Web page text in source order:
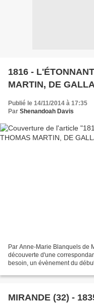
1816 -
MARTIN, DE
Publié le 14/11/2014 à 17:35
Par Shenandoah Davis
Par Anne-Marie Blanquels de
découverte d'une
besoin, un évènement du
MIRANDE (32) - 1835 - QUATRE VICTIMES